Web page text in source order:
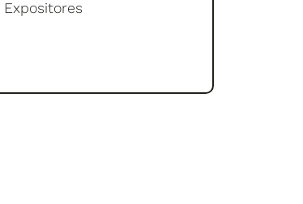
Expositores